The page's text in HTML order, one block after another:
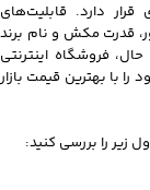
دارد. قابلیت‌های
قدرت مکش و نام برند
فروشگاه اینترنتی
با بهترین قیمت بازار
زیر را بررسی کنید: